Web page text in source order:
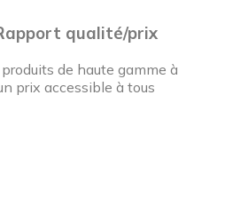
qualité/prix
de haute gamme à
prix accessible à tous